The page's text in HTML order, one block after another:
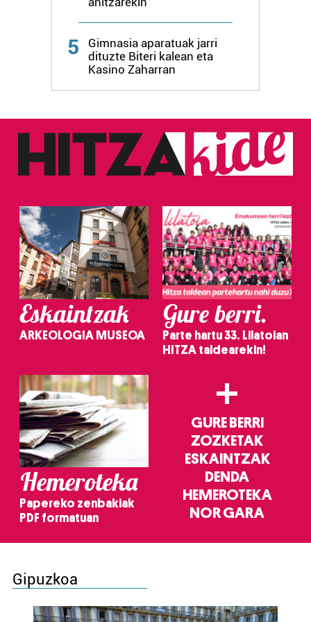
zerbitzuak hobetzeko asmoz, cookie teknologiaz
baliatzen gara. Ohar hau onartuz gero, teknologia hori
5
Gimnasia aparatuak jarri
dituzte Biteri kalean eta
Kasino Zaharran
Eskaintzak
ARKEOLOGIA MUSEOA
Gure berri.
Parte hartu 33. Lilatoian
HITZA taldearekin!
Hemeroteka
Papereko zenbakiak
PDF formatuan
+
GURE BERRI
ZOZKETAK
ESKAINTZAK
DENDA
HEMEROTEKA
NOR GARA
Gipuzkoa